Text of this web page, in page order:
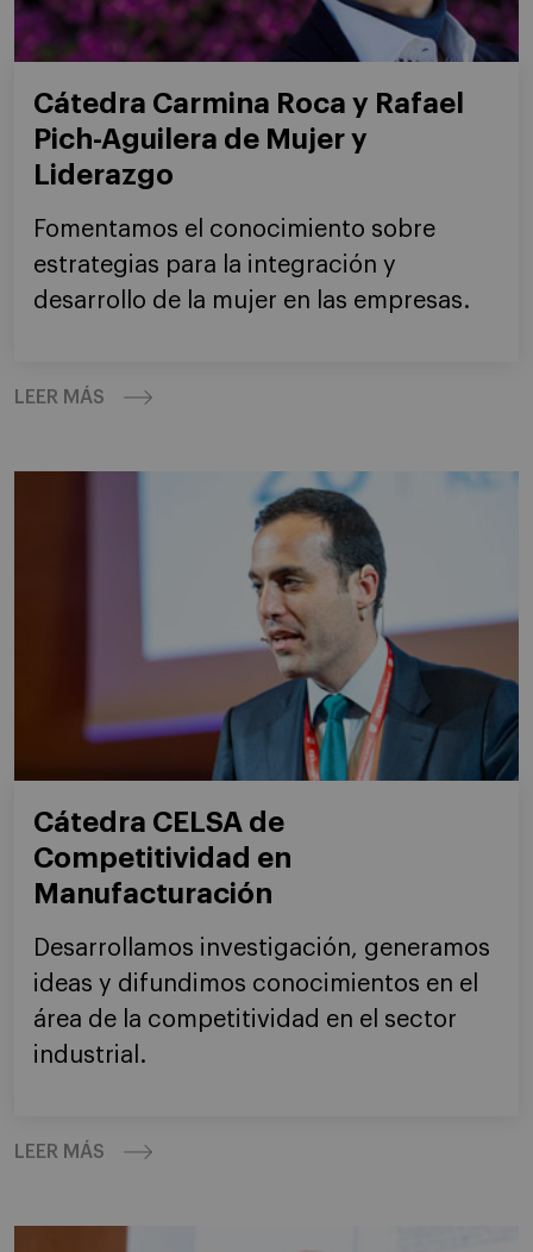
Cátedra Carmina Roca y Rafael
Pich-Aguilera de Mujer y
Liderazgo
Fomentamos el conocimiento sobre
estrategias para la integración y
desarrollo de la mujer en las empresas.
LEER MÁS
Cátedra CELSA de
Competitividad en
Manufacturación
Desarrollamos investigación, generamos
ideas y difundimos conocimientos en el
área de la competitividad en el sector
industrial.
LEER MÁS